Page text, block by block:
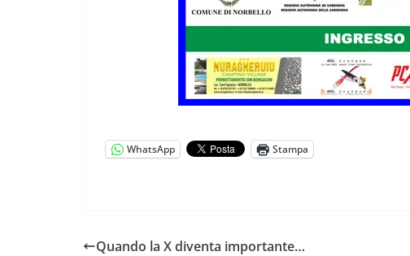
WhatsApp Stampa
Quando la X diventa importante…